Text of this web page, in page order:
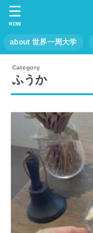
about 世界一周大学
MENU
ふうか